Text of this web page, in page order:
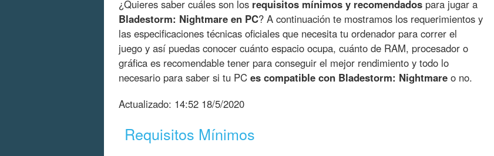
¿Quieres saber cuáles son los requisitos mínimos y recomendados para jugar a
Bladestorm: Nightmare en PC? A continuación te mostramos los requerimientos y
las especificaciones técnicas oficiales que necesita tu ordenador para correr el
juego y así puedas conocer cuánto espacio ocupa, cuánto de RAM, procesador o
gráfica es recomendable tener para conseguir el mejor rendimiento y todo lo
necesario para saber si tu PC es compatible con Bladestorm: Nightmare o no.
Actualizado: 14:52 18/5/2020
Requisitos Mínimos